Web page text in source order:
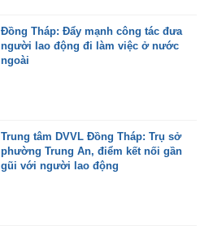
Đồng Tháp: Đẩy mạnh công tác đưa
người lao động đi làm việc ở nước
ngoài
Trung tâm DVVL Đồng Tháp: Trụ sở
phường Trung An, điểm kết nối gần
gũi với người lao động